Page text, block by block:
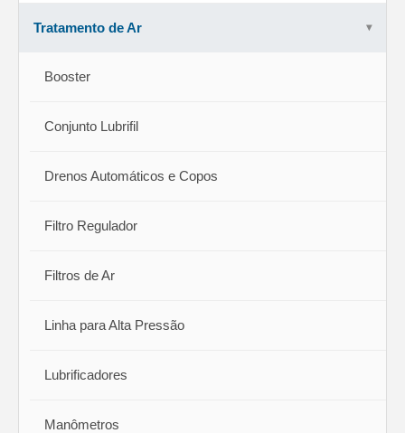
Tratamento de Ar
Booster
Conjunto Lubrifil
Drenos Automáticos e Copos
Filtro Regulador
Filtros de Ar
Linha para Alta Pressão
Lubrificadores
Manômetros